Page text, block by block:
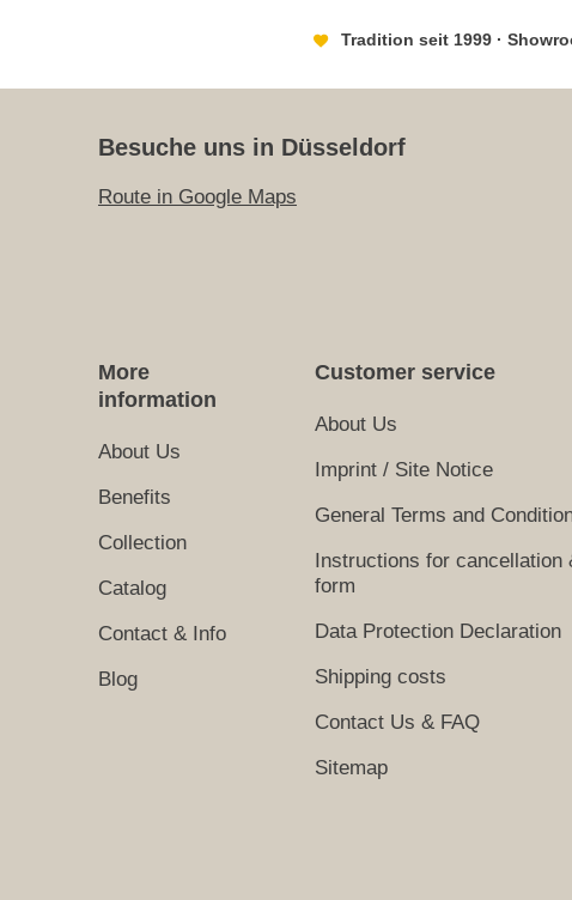
Tradition seit 1999 ·
Besuche uns in Düsseldorf
Route in Google Maps
More
information
About Us
Benefits
Collection
Catalog
Contact & Info
Blog
Customer service
About Us
Imprint / Site Notice
General Terms and
Instructions for cancellation
form
Data Protection Declaration
Shipping costs
Contact Us & FAQ
Sitemap